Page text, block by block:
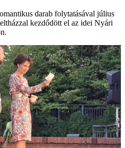
darab folytatásával július
kezdődött el az idei Nyári